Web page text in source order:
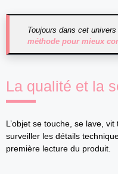
Toujours dans cet univers
méthode pour mieux
La qualité et la
L’objet se touche, se lave,
surveiller les détails
première lecture du produit.